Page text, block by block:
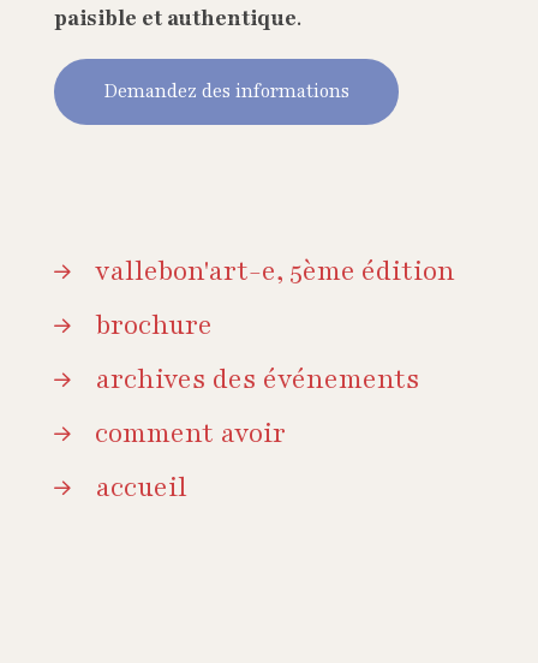
paisible et authentique.
Demandez des informations
vallebon'art-e, 5ème édition
brochure
archives des événements
comment avoir
accueil